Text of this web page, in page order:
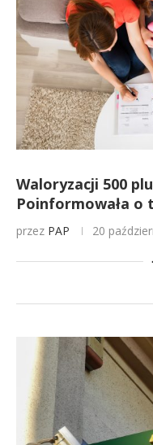
Waloryzacji 500
Poinformowała
przez PAP 20